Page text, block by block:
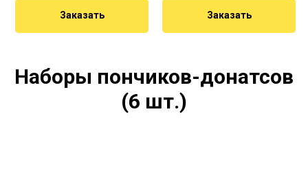
Заказать Заказать
Наборы пончиков-донатсов
(6 шт.)